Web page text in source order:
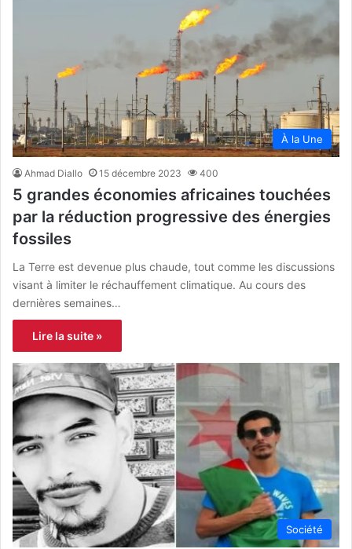
À la Une
Ahmad Diallo 15 décembre 2023 400
5 grandes économies africaines touchées
par la réduction progressive des énergies
fossiles
La Terre est devenue plus chaude, tout comme les discussions
visant à limiter le réchauffement climatique. Au cours des
dernières semaines…
Lire la suite »
Société